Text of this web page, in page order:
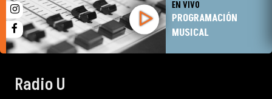
EN VIVO
PROGRAMACIÓN
MUSICAL
Radio U